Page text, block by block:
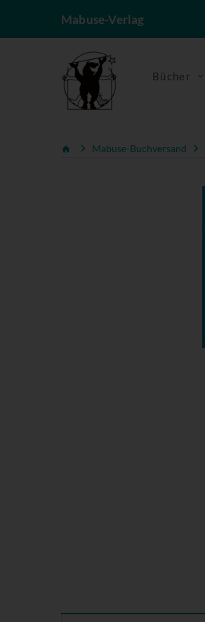
Mabuse-Verlag
Bücher
Mabuse-Buchversand